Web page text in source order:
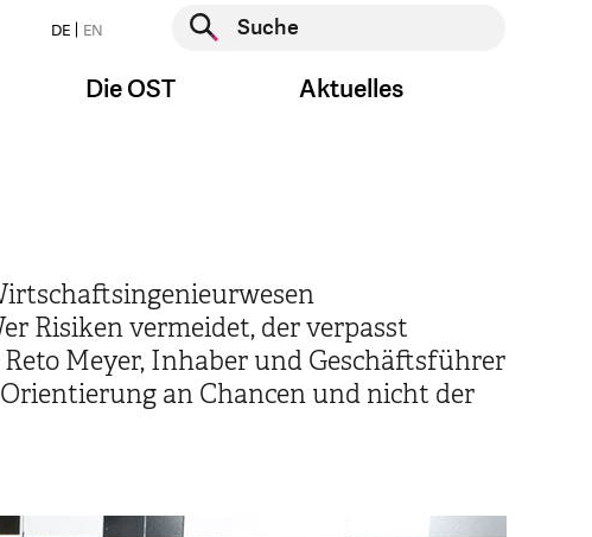
DE EN
Suche starten
Die OST Aktuelles
Risiken vermeidet, der verpasst
Meyer, Inhaber und Geschäftsführer
Orientierung an Chancen und nicht der